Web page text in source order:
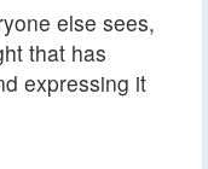
else sees,
that has
expressing it